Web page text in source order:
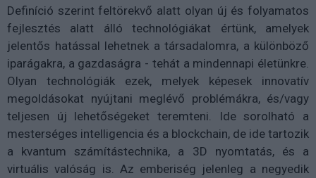
Definíció szerint feltörekvő alatt olyan új és folyamatos
fejlesztés alatt álló technológiákat értünk, amelyek
jelentős hatással lehetnek a társadalomra, a különböző
iparágakra, a gazdaságra - tehát a mindennapi életünkre.
Olyan technológiák ezek, melyek képesek innovatív
megoldásokat nyújtani meglévő problémákra, és/vagy
teljesen új lehetőségeket teremteni. Ide sorolható a
mesterséges intelligencia és a blockchain, de ide tartozik
a kvantum számítástechnika, a 3D nyomtatás, és a
virtuális valóság is. Az emberiség jelenleg a negyedik